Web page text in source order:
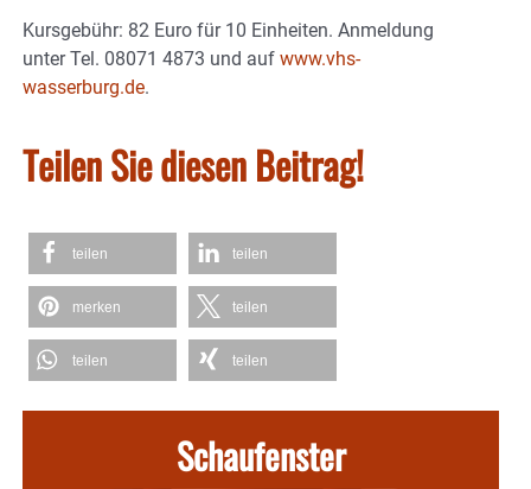
Kursgebühr: 82 Euro für 10 Einheiten. Anmeldung
unter Tel. 08071 4873 und auf www.vhs-
wasserburg.de.
Teilen Sie diesen Beitrag!
teilen teilen
merken teilen
teilen teilen
Schaufenster